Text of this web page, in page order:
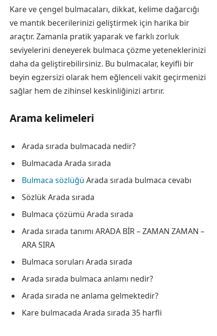
Kare ve çengel bulmacaları, dikkat, kelime dağarcığı
ve mantık becerilerinizi geliştirmek için harika bir
araçtır. Zamanla pratik yaparak ve farklı zorluk
seviyelerini deneyerek bulmaca çözme yeteneklerinizi
daha da geliştirebilirsiniz. Bu bulmacalar, keyifli bir
beyin egzersizi olarak hem eğlenceli vakit geçirmenizi
sağlar hem de zihinsel keskinliğinizi artırır.
Arama kelimeleri
Arada sırada bulmacada nedir?
Bulmacada Arada sırada
Bulmaca sözlüğü Arada sırada bulmaca cevabı
Sözlük Arada sırada
Bulmaca çözümü Arada sırada
Arada sırada tanımı ARADA BİR – ZAMAN ZAMAN –
ARA SIRA
Bulmaca soruları Arada sırada
Arada sırada bulmaca anlamı nedir?
Arada sırada ne anlama gelmektedir?
Kare bulmacada Arada sırada 35 harfli